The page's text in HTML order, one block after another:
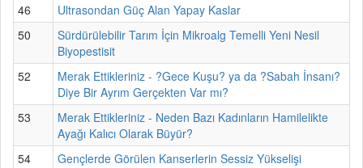
46
Ultrasondan Güç Alan Yapay Kaslar
50
Sürdürülebilir Tarım İçin Mikroalg Temelli Yeni Nesil
Biyopestisit
52
Merak Ettikleriniz - ?Gece Kuşu? ya da ?Sabah İnsanı?
Diye Bir Ayrım Gerçekten Var mı?
53
Merak Ettikleriniz - Neden Bazı Kadınların Hamilelikte
Ayağı Kalıcı Olarak Büyür?
54
Gençlerde Görülen Kanserlerin Sessiz Yükselişi